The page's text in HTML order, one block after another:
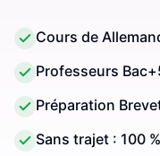
Cours de
Professeurs
Préparation
Sans trajet : 100